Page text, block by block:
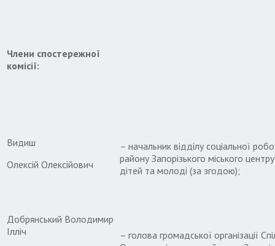
Члени спостережної
комісії:
Видиш
Олексій Олексійович
– начальник відділу соціальної
району Запорізького міського
дітей та молоді (за згодою);
Добрянський Володимир
Ілліч
– голова громадської організації